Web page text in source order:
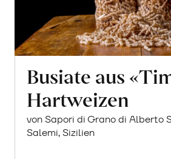
Busiate aus
Hartweizen
von Sapori di Grano di Alberto
Salemi, Sizilien